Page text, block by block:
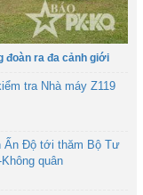
đoàn ra đa cảnh giới
tra Nhà máy Z119
Ấn Độ tới thăm Bộ Tư
quân